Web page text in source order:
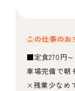
この仕事のお
■定食270円
車場完備で朝
×残業少なめ